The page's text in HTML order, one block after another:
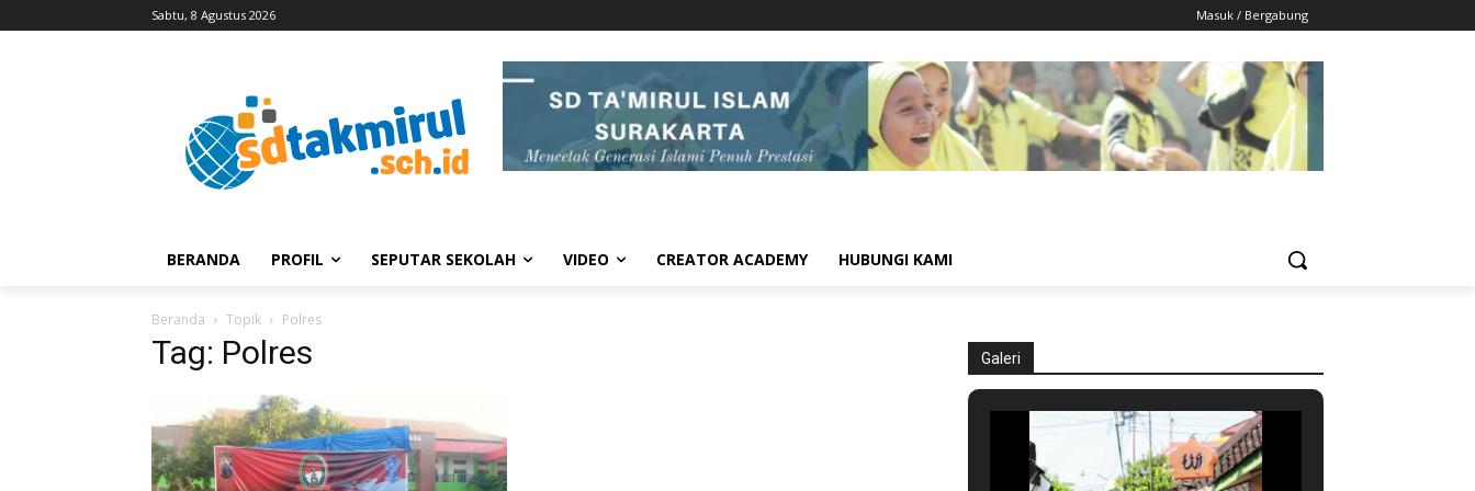
Sabtu, 8 Agustus 2026 Masuk / Bergabung
BERANDA PROFIL SEPUTAR SEKOLAH VIDEO CREATOR ACADEMY HUBUNGI KAMI
Beranda Topik Polres
Tag: Polres Galeri